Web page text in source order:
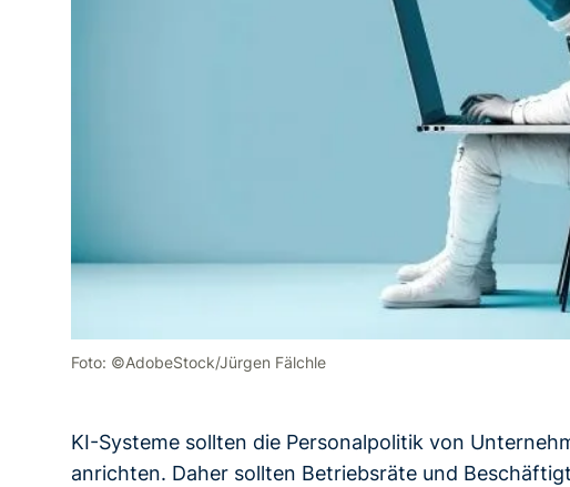
Foto: ©AdobeStock/Jürgen Fälchle
KI-Systeme sollten die Personalpolitik von
anrichten. Daher sollten Betriebsräte und